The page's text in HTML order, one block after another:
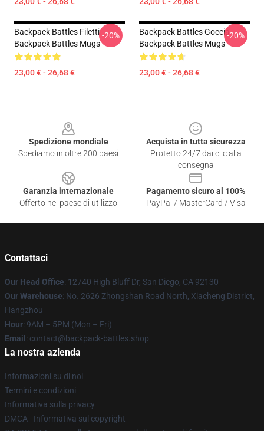
Backpack Battles Filetti
Backpack Battles Mugs
23,00 € - 26,68 €
-20%
Backpack Battles Goccia
Backpack Battles Mugs
23,00 € - 26,68 €
-20%
Spedizione mondiale
Spediamo in oltre 200 paesi
Acquista in tutta sicurezza
Protetto 24/7 dai clic alla
consegna
Garanzia internazionale
Offerto nel paese di utilizzo
Pagamento sicuro al 100%
PayPal / MasterCard / Visa
Contattaci
Our Head Office: 12740 High Bluff Dr, San Diego, CA 92130
Our Warehouse: No. 2626 Zhongshan Road North, Xiacheng District,
Hangzhou
Hour: 9AM – 5PM (Mon – Fri)
Email : contact@backpack-battles.shop
La nostra azienda
Informazioni su di noi
Termini e condizioni
Informativa sulla privacy
DMCA - Informativa sul copyright